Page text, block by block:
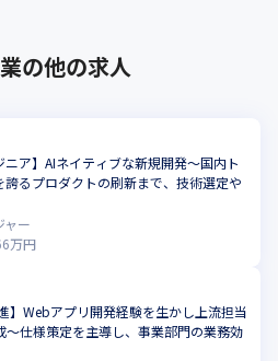
の他の求人
ニア】AIネイティブな新規開発～国内ト
誇るプロダクトの刷新まで、技術選定や
ャー
万円
進】Webアプリ開発経験を生かし上流担当
〜仕様策定を主導し、事業部門の業務効